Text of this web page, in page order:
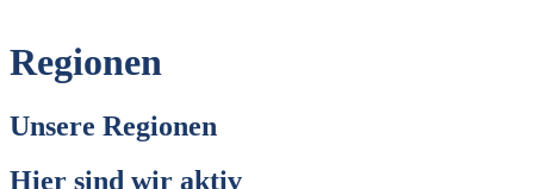
Regionen
Unsere Regionen
Hier sind wir aktiv